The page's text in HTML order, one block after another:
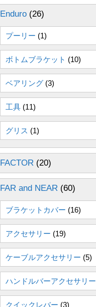
Enduro (26)
プーリー (1)
ボトムブラケット (10)
ベアリング (3)
工具 (11)
グリス (1)
FACTOR (20)
FAR and NEAR (60)
ブラケットカバー (16)
アクセサリー (19)
ケーブルアクセサリー (5)
ハンドルバーアクセサリー
クイックレバー (3)